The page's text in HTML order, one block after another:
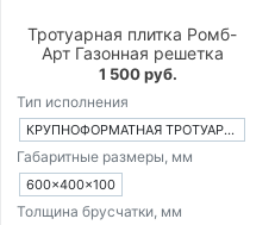
Тротуарная плитка Ромб-
Арт Газонная решетка
1 500 руб.
Тип исполнения
КРУПНОФОРМАТНАЯ ТРОТУАРНАЯ ПЛИТКА ИЗ 1-ГО ЭЛЕМЕНТА
Габаритные размеры, мм
600×400×100
Толщина брусчатки, мм